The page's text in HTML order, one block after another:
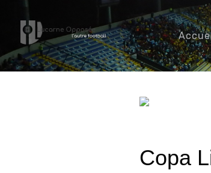
Copa